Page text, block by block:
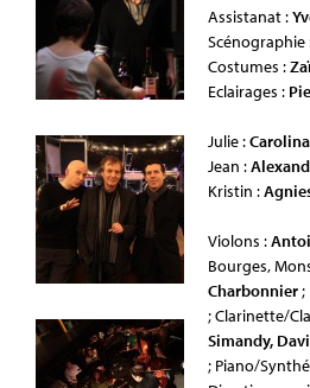
Assistanat :
Costumes :
Eclairages :
Julie :
Jean :
Kristin :
Violons :
Bourges,
Charbonnier;
; Clarinette/
Simandy,
; Piano/